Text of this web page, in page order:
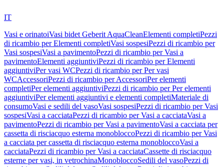
IT
Vasi e orinatoiVasi bidet Geberit AquaCleanElementi completiPezzi
di ricambio per Elementi completiVasi sospesiPezzi di ricambio per
Vasi sospesiVasi a pavimentoPezzi di ricambio per Vasi a
pavimentoElementi aggiuntiviPezzi di ricambio per Elementi
aggiuntiviPer vasi WCPezzi di ricambio per Per vasi
WCAccessoriPezzi di ricambio per AccessoriPer elementi
completiPer elementi aggiuntiviPezzi di ricambio per Per elementi
aggiuntiviPer elementi aggiuntivi e elementi completiMateriale di
consumoVasi e sedili del vasoVasi sospesiPezzi di ricambio per Vasi
sospesiVasi a cacciataPezzi di ricambio per Vasi a cacciataVasi a
pavimentoPezzi di ricambio per Vasi a pavimentoVasi a cacciata per
cassetta di risciacquo esterna monobloccoPezzi di ricambio per Vasi
a cacciata per cassetta di risciacquo esterna monobloccoVasi a
cacciataPezzi di ricambio per Vasi a cacciataCassette di risciacquo
esterne per vasi, in vetrochinaMonobloccoSedili del vasoPezzi di